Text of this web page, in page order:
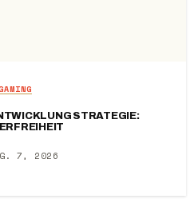
STRATEGIE:
7, 2026